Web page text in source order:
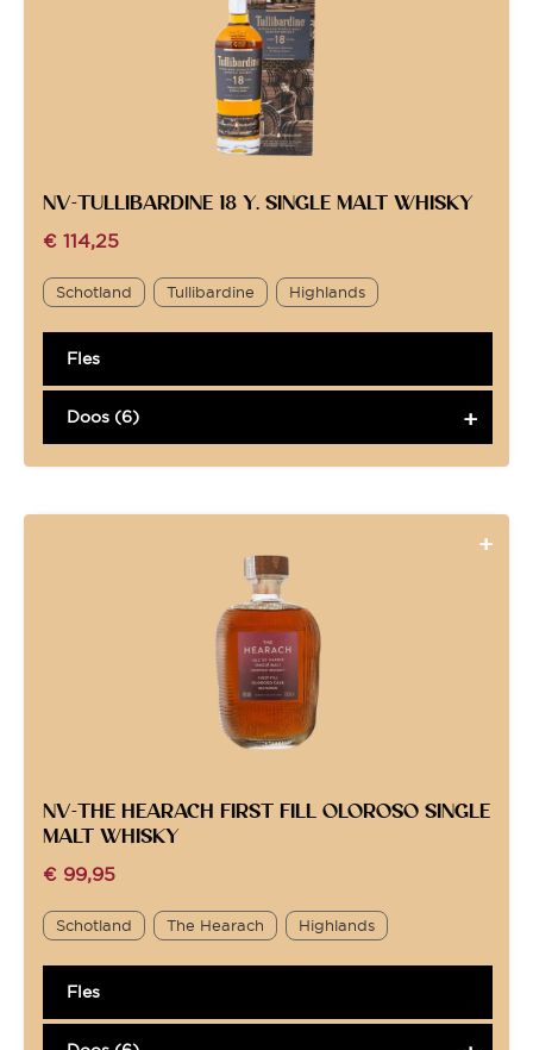
NV-TULLIBARDINE 18 Y. SINGLE MALT WHISKY
€ 114,25
Schotland Tullibardine Highlands
Fles
Doos (6)
NV-THE HEARACH FIRST FILL OLOROSO SINGLE
MALT WHISKY
€ 99,95
Schotland The Hearach Highlands
Fles